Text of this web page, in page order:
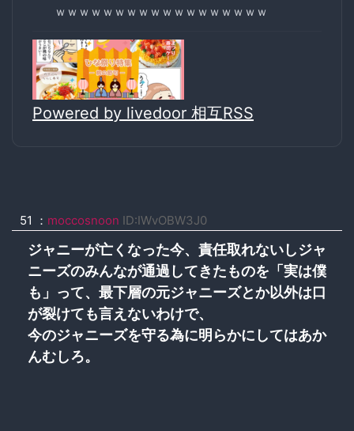
ｗｗｗｗｗｗｗｗｗｗｗｗｗｗｗｗｗｗ
Powered by livedoor 相互RSS
51 ： moccosnoon ID:IWvOBW3J0
ジャニーが亡くなった今、責任取れないしジャ
ニーズのみんなが通過してきたものを「実は僕
も」って、最下層の元ジャニーズとか以外は口
が裂けても言えないわけで、
今のジャニーズを守る為に明らかにしてはあか
んむしろ。